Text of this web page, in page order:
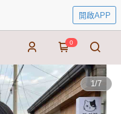
開啟APP
0
1/7